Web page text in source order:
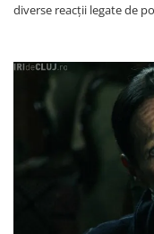
diverse reacții legate de